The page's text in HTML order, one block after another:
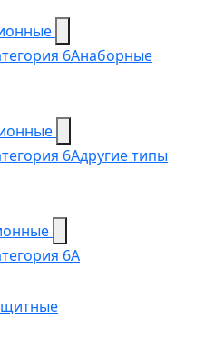
6Aнаборные
6Aдругие типы
6A